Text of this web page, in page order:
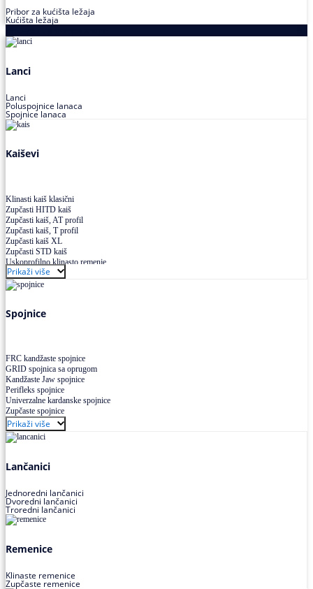
Pribor za kućišta ležaja
Kućišta ležaja
Lanci
Lanci
Poluspojnice lanaca
Spojnice lanaca
Kaiševi
Klinasti kaiš klasični
Zupčasti HITD kaiš
Zupčasti kaiš, AT profil
Zupčasti kaiš, T profil
Zupčasti kaiš XL
Zupčasti STD kaiš
Uskoprofilno klinasto remenje
Uskoprofilno klinasto remenje spojeno
Uskoprofilno klinasto remenje XP extra power
Višekanalno remenje PJ,PK
Prikaži više
Spojnice
FRC kandžaste spojnice
GRID spojnica sa oprugom
Kandžaste Jaw spojnice
Perifleks spojnice
Univerzalne kardanske spojnice
Zupčaste spojnice
Prikaži više
Lančanici
Jednoredni lančanici
Dvoredni lančanici
Troredni lančanici
Remenice
Klinaste remenice
Zupčaste remenice